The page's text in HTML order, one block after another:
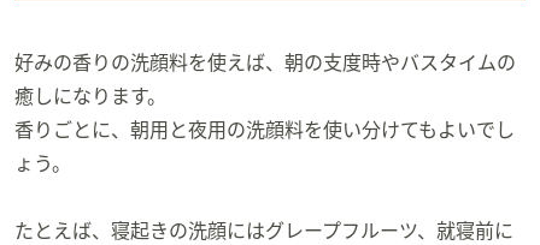
好みの香りの洗顔料を使えば、朝の支度時やバスタイムの
癒しになります。
香りごとに、朝用と夜用の洗顔料を使い分けてもよいでし
ょう。
たとえば、寝起きの洗顔にはグレープフルーツ、就寝前に